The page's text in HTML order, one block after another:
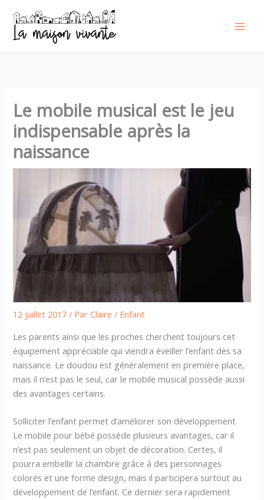
contenu
Le mobile musical est le jeu
indispensable après la
naissance
12 juillet 2017/ ParClaire/ Enfant
Les parents ainsi que les proches cherchent toujours cet
équipement appréciable qui viendra éveiller l’enfant dès sa
naissance. Le doudou est généralement en première place,
mais il n’est pas le seul, car le mobile musical possède aussi
des avantages certains.
Solliciter l’enfant permet d’améliorer son développement
Le mobile pour bébé possède plusieurs avantages, car il
n’est pas seulement un objet de décoration. Certes, il
pourra embellir la chambre grâce à des personnages
colorés et une forme design, mais il participera surtout au
développement de l’enfant. Ce dernier sera rapidement